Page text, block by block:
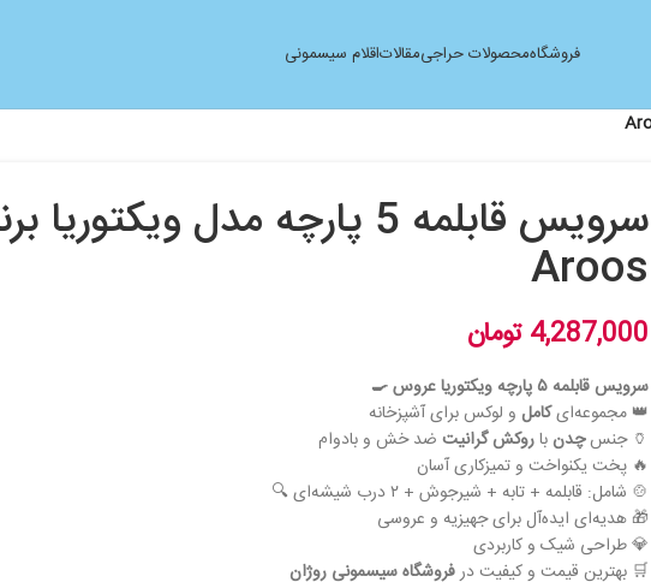
فروشگاهمحصولات حراجیمقالاتاقلام سیسمونی
سرویس قابلمه 5 پارچه مدل
Aroos
4,287,000تومان
سرویس قابلمه ۵ پارچه ویکتوریا عروس 🍳
👑 مجموعه‌ایکامل و لوکس برای آشپزخانه
🏺 جنسچدن باروکش گرانیتضد خش و بادوام
🔥 پخت یکنواخت و تمیزکاری آسان
🍲 شامل: قابلمه + تابه + شیرجوش + ۲ درب شیشه‌ای 🔍
🎁 هدیه‌ای ایده‌آل برای جهیزیه و عروسی
💎 طراحی شیک و کاربردی
🛒 بهترین قیمت و کیفیت درفروشگاه سیسمونی روژان